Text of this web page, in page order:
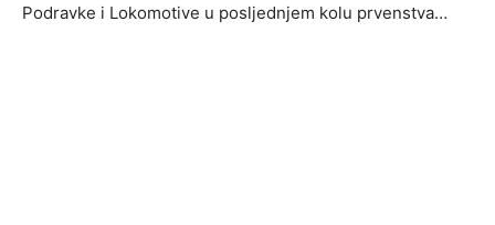
Podravke i Lokomotive u posljednjem kolu prvenstva…